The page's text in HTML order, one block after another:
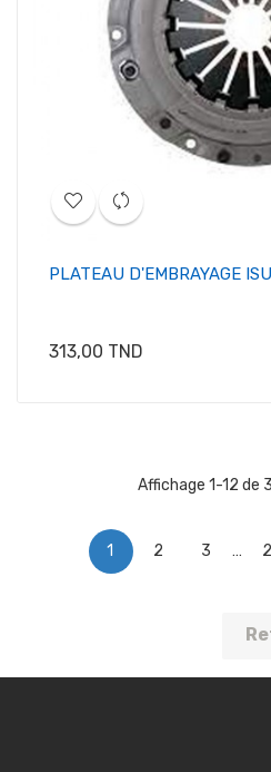
PLATEAU D'EMBRAYAGE
Prix
313,00 TND
Affichage 1-12 de
1 2 3 …